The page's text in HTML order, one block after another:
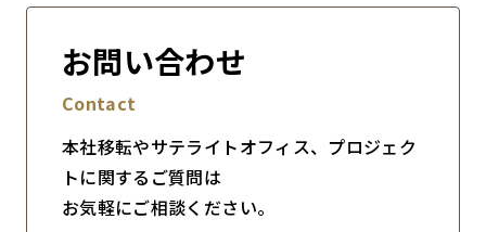
お問い合わせ
Contact
本社移転やサテライトオフィス、プロジェク
トに関するご質問は
お気軽にご相談ください。